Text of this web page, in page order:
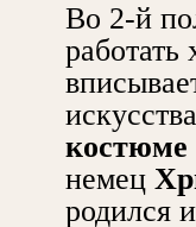
Во 2-й
костюме
немец
родился